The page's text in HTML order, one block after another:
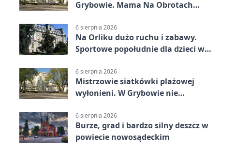
Grybowie. Mama Na Obrotach
6 sierpnia 2026
Na Orliku dużo ruchu i zabawy.
Sportowe popołudnie dla dzieci w
6 sierpnia 2026
Mistrzowie siatkówki plażowej
wyłonieni. W Grybowie nie
6 sierpnia 2026
Burze, grad i bardzo silny deszcz w
powiecie nowosądeckim